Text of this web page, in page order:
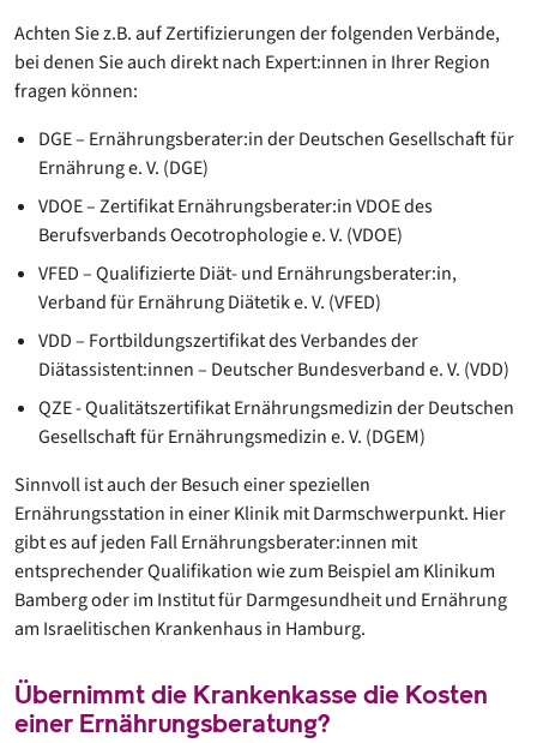
Achten Sie z.B. auf Zertifizierungen der folgenden Verbände,
bei denen Sie auch direkt nach Expert:innen in Ihrer Region
fragen können:
DGE – Ernährungsberater:in der Deutschen Gesellschaft für
Ernährung e. V. (DGE)
VDOE – Zertifikat Ernährungsberater:in VDOE des
Berufsverbands Oecotrophologie e. V. (VDOE)
VFED – Qualifizierte Diät- und Ernährungsberater:in,
Verband für Ernährung Diätetik e. V. (VFED)
VDD – Fortbildungszertifikat des Verbandes der
Diätassistent:innen – Deutscher Bundesverband e. V. (VDD)
QZE - Qualitätszertifikat Ernährungsmedizin der Deutschen
Gesellschaft für Ernährungsmedizin e. V. (DGEM)
Sinnvoll ist auch der Besuch einer speziellen
Ernährungsstation in einer Klinik mit Darmschwerpunkt. Hier
gibt es auf jeden Fall Ernährungsberater:innen mit
entsprechender Qualifikation wie zum Beispiel am Klinikum
Bamberg oder im Institut für Darmgesundheit und Ernährung
am Israelitischen Krankenhaus in Hamburg.
Übernimmt die Krankenkasse die Kosten
einer Ernährungsberatung?